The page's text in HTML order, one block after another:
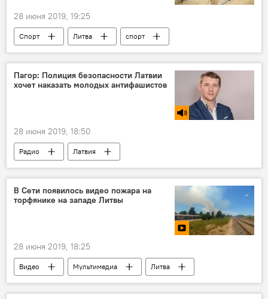
28 июня 2019, 19:25
Спорт Литва спорт
Пагор: Полиция безопасности Латвии
хочет наказать молодых антифашистов
28 июня 2019, 18:50
Радио
Латвия
Полиция безопасности Латвии
В Сети появилось видео пожара на
торфянике на западе Литвы
28 июня 2019, 18:25
Видео Мультимедиа
Литва
пожар